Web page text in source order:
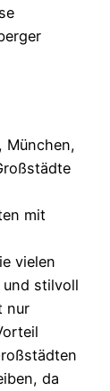
München,
mit
vielen
stilvoll
nur
da